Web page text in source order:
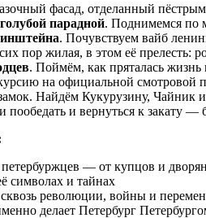
фасад, отделанный
парадной. Поднимемся по
. Почувствуем вайб
пор жилая, в этом её прелесть:
. Поймём, как пряталась
на официальной смотровой
Найдём Кукурузину, Чайник
и вернуться к закату —
— от купцов и
символах и тайнах
революции, войны и
делает Петербург